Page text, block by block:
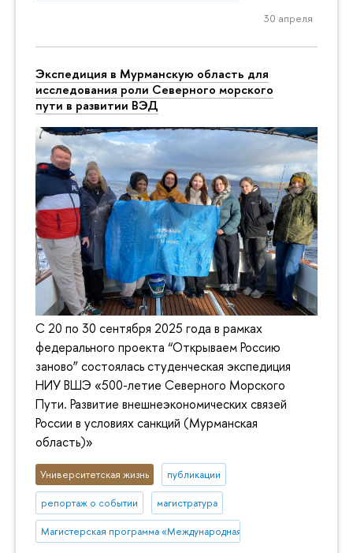
30 апреля
Экспедиция в Мурманскую область для
исследования роли Северного морского
пути в развитии ВЭД
С 20 по 30 сентября 2025 года в рамках
федерального проекта “Открываем Россию
заново” состоялась студенческая экспедиция
НИУ ВШЭ «500-летие Северного Морского
Пути. Развитие внешнеэкономических связей
России в условиях санкций (Мурманская
область)»
Университетская жизнь публикации
репортаж о событии магистратура
Магистерская программа «Международная торговая политика»